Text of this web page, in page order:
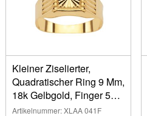
Kleiner Ziselierter,
Quadratischer Ring 9 Mm,
18k Gelbgold, Finger 52
Geschlossen
Artikelnummer: XLAA 041F